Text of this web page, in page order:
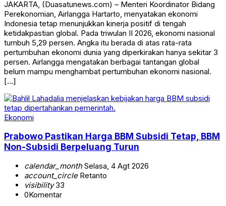
JAKARTA, (Duasatunews.com) – Menteri Koordinator Bidang
Perekonomian, Airlangga Hartarto, menyatakan ekonomi
Indonesia tetap menunjukkan kinerja positif di tengah
ketidakpastian global. Pada triwulan II 2026, ekonomi nasional
tumbuh 5,29 persen. Angka itu berada di atas rata-rata
pertumbuhan ekonomi dunia yang diperkirakan hanya sekitar 3
persen. Airlangga mengatakan berbagai tantangan global
belum mampu menghambat pertumbuhan ekonomi nasional.
[…]
Ekonomi
Prabowo Pastikan Harga BBM Subsidi Tetap, BBM
Non-Subsidi Berpeluang Turun
calendar_monthSelasa, 4 Agt 2026
account_circleRetanto
visibility33
0Komentar